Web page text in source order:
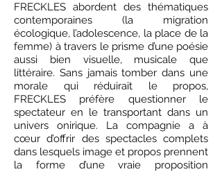
FRECKLES abordent des thématiques
contemporaines (la migration
écologique, l’adolescence, la place de la
femme) à travers le prisme d’une poésie
aussi bien visuelle, musicale que
littéraire. Sans jamais tomber dans une
morale qui réduirait le propos,
FRECKLES préfère questionner le
spectateur en le transportant dans un
univers onirique. La compagnie a à
cœur d’offrir des spectacles complets
dans lesquels image et propos prennent
la forme d’une vraie proposition